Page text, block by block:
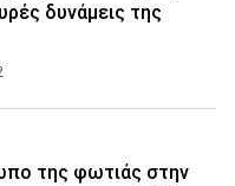
δυνάμεις της
της φωτιάς στην